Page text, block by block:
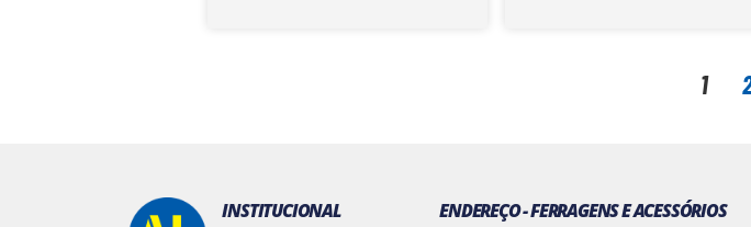
1 2
INSTITUCIONAL ENDEREÇO - FERRAGENS E ACESSÓRIOS